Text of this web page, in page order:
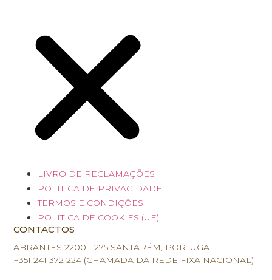
LIVRO DE RECLAMAÇÕES
POLÍTICA DE PRIVACIDADE
TERMOS E CONDIÇÕES
POLÍTICA DE COOKIES (UE)
CONTACTOS
ABRANTES 2200 - 275 SANTARÉM, PORTUGAL
+351 241 372 224 (CHAMADA DA REDE FIXA NACIONAL)